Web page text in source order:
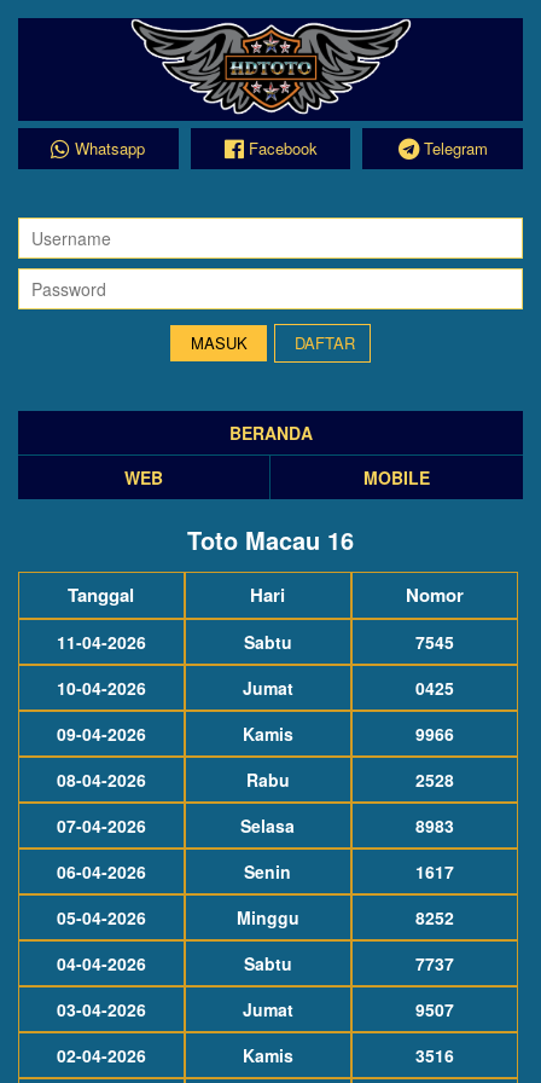
Whatsapp Facebook Telegram
DAFTAR
BERANDA
WEB
MOBILE
Toto Macau 16
Tanggal Hari Nomor
11-04-2026 Sabtu
7545
10-04-2026
Jumat
0425
09-04-2026
Kamis
9966
08-04-2026
Rabu
2528
07-04-2026
Selasa
8983
06-04-2026
Senin
1617
05-04-2026
Minggu
8252
04-04-2026
Sabtu
7737
03-04-2026
Jumat
9507
02-04-2026
Kamis 3516